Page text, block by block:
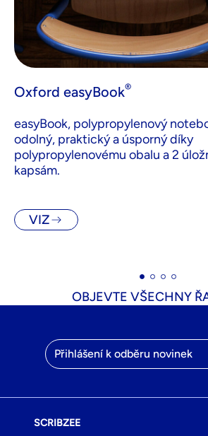
Oxford easyBook®
easyBook, polypropylenový
odolný, praktický a úsporný díky
polypropylenovému obalu a 2
kapsám.
VIZ
OBJEVTE VŠECHNY
E-mailová adresa
SCRIBZEE